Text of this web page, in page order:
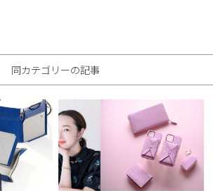
同カテゴリーの記事